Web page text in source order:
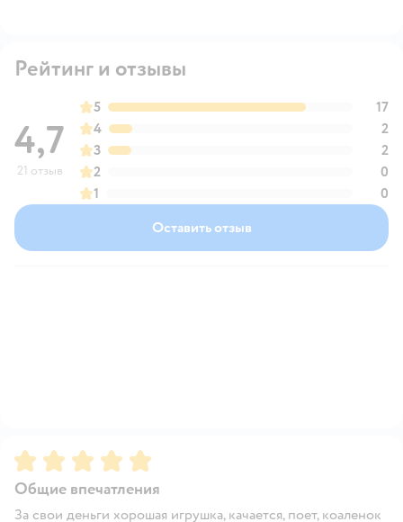
Рейтинг и отзывы
4,7
21 отзыв
5
17
4
2
3
2
2
0
1
0
Оставить отзыв
Рейтинг:5
Общие впечатления
За свои деньги хорошая игрушка, качается, поет, коаленок